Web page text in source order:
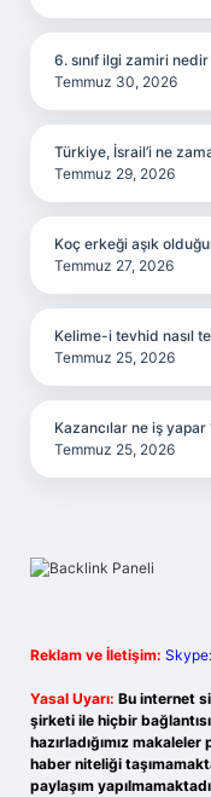
6. sınıf ilgi zamiri nedir
Temmuz 30, 2026
Türkiye, İsrail’i ne
Temmuz 29, 2026
Koç erkeği aşık
Temmuz 27, 2026
Kelime-i tevhid nasıl
Temmuz 25, 2026
Kazancılar ne iş yapar
Temmuz 25, 2026
Reklam ve İletişim:
Yasal Uyarı: Bu internet
şirketi ile hiçbir
hazırladığımız
haber niteliği
paylaşım